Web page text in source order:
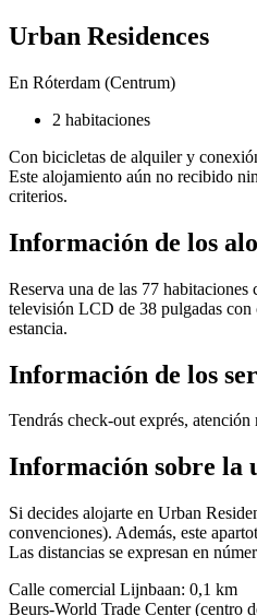
Urban Residences
En Róterdam (Centrum)
2 habitaciones
Con bicicletas de alquiler y
Este alojamiento aún no recibido
criterios.
Información de los
Reserva una de las 77
televisión LCD de 38 pulgadas con
estancia.
Información de los
Tendrás check-out exprés,
Información sobre la
Si decides alojarte en Urban
convenciones). Además, este
Las distancias se expresan en
Calle comercial Lijnbaan: 0,1 km
Beurs-World Trade Center (centro